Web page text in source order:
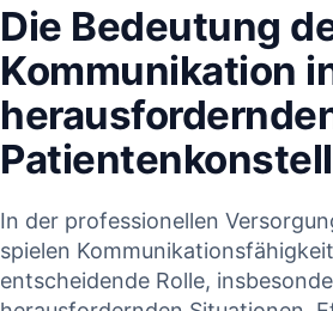
Die Bedeutung
Kommunikation
In der professionellen⁤
spielen
entscheidende Rolle,